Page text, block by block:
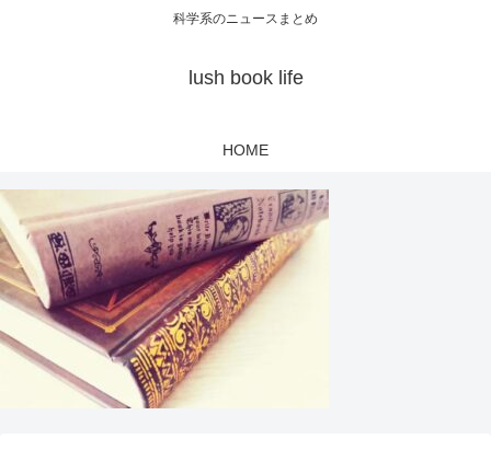
科学系のニュースまとめ
lush book life
HOME